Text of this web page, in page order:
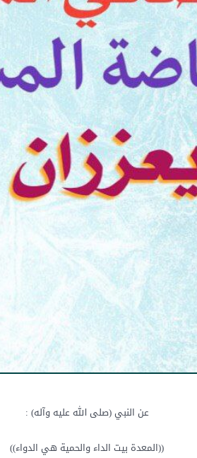
عن النبي (صلى الله عليه وآله) :
((المعدة بيت الداء والحمية هي الدواء))